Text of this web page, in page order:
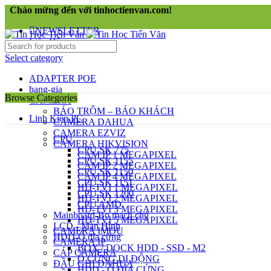
Chào mừng đến với tinhoctienvan.com!
NEWSLETTER
Liên Hệ
Select category
ADAPTER POE
bang-gia
CAMERA
BÁO TRỘM – BÁO KHÁCH
CAMERA DAHUA
CAMERA EZVIZ
CAMERA HIKVISION
CAM IP 1 MEGAPIXEL
CAM IP 2 MEGAPIXEL
CAM IP 4 MEGAPIXEL
HD-TVI 1 MEGAPIXEL
HD-TVI 2 MEGAPIXEL
HD-TVI 3 MEGAPIXEL
HD-TVI 5 MEGAPIXEL
CAMERA IMOU
CAMERA IP
CÁP CAMERA
ĐẦU GHI DAHUA
Browse Categories
Linh Kiện PC
CPU
CPU SK 775
CPU SK 1155
CPU SK 1150
CPU SK 1151
CPU SK 1200
CPU AMD
Mainboard-Bo mạch chủ
LCD - Màn Hình
HDD-Ổ đĩa cứng
BOX / DOCK HDD - SSD - M2
Ổ CỨNG DI ĐỘNG